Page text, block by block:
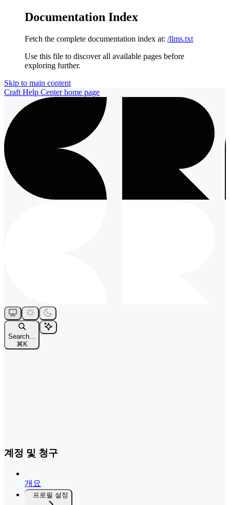
Documentation Index
Fetch the complete documentation index at: /llms.txt
Use this file to discover all available pages before
exploring further.
Skip to main content
Craft Help Centerhome page
Search...
⌘ K
계정 및 청구
개요
프로필 설정